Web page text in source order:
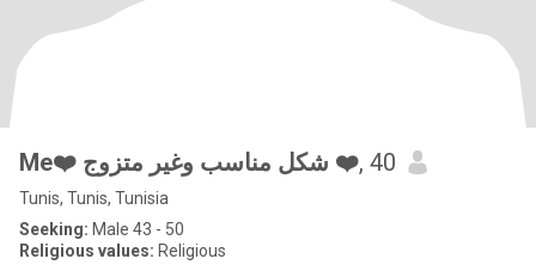
Me❤️ شكل مناسب وغير متزوج ❤️, 40
Tunis, Tunis, Tunisia
Seeking: Male 43 - 50
Religious values: Religious